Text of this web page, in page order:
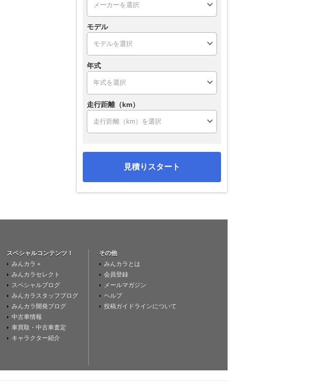
モデル
年式
走行距離（km）
見積りスタート
スペシャルコンテンツ！
みんカラ＋
みんカラセレクト
スペシャルブログ
みんカラスタッフブログ
みんカラ開発ブログ
中古車情報
車買取・中古車査定
キャラクター紹介
その他
みんカラとは
会員登録
メールマガジン
ヘルプ
投稿ガイドラインについて